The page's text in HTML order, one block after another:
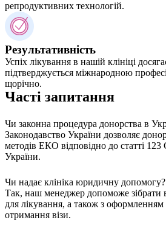
репродуктивних технологій.
Результативність
Успіх лікування в нашій клініці
підтверджується міжнародною
щорічно.
Часті запитання
Чи законна процедура донорства в
Законодавство України дозволяє
методів ЕКО відповідно до статті 123
України.
Чи надає клініка юридичну допомогу?
Так, наш менеджер допоможе зібрати
для лікування, а також з оформленням
отримання візи.